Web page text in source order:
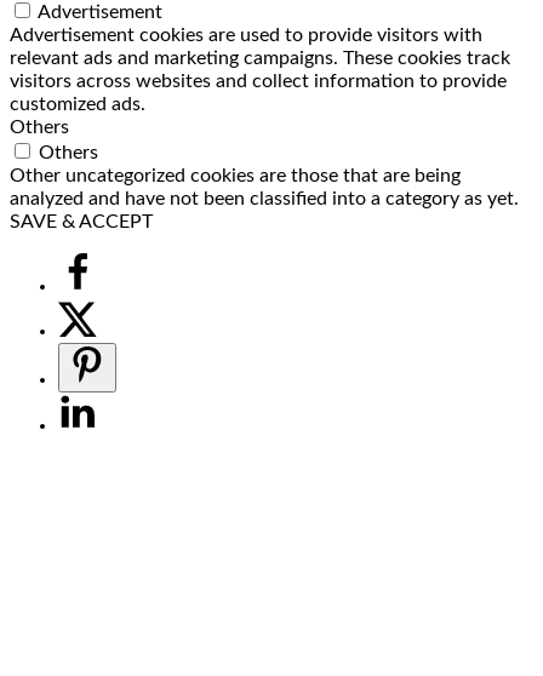
Advertisement
Advertisement cookies are used to provide visitors with
relevant ads and marketing campaigns. These cookies track
visitors across websites and collect information to provide
customized ads.
Others
Others
Other uncategorized cookies are those that are being
analyzed and have not been classified into a category as yet.
SAVE & ACCEPT